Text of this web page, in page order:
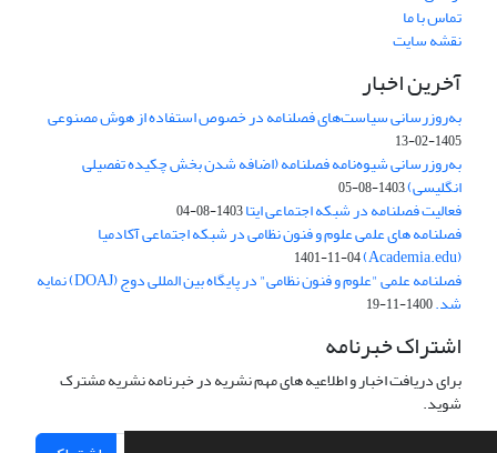
تماس با ما
نقشه سایت
آخرین اخبار
به‌روزرسانی سیاست‌های فصلنامه در خصوص استفاده از هوش مصنوعی
1405-02-13
به‌روزرسانی شیوه‌نامه فصلنامه (اضافه شدن بخش چکیده تفصیلی
انگلیسی)1403-08-05
فعالیت فصلنامه در شبکه اجتماعی ایتا1403-08-04
فصلنامه های علمی علوم و فنون نظامی در شبکه اجتماعی آکادمیا
(Academia.edu)
1401-11-04
فصلنامه علمی "علوم و فنون نظامی" در پایگاه بین المللی دوج (DOAJ) نمایه
شد.1400-11-19
اشتراک خبرنامه
برای دریافت اخبار و اطلاعیه های مهم نشریه در خبرنامه نشریه مشترک
شوید.